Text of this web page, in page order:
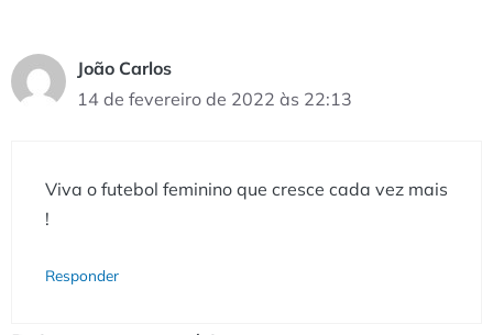
João Carlos
14 de fevereiro de 2022 às 22:13
Viva o futebol feminino que cresce cada vez mais
!
Responder